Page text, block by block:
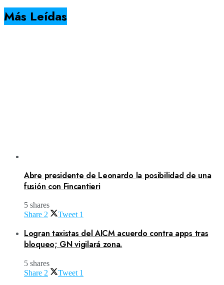
Más Leídas
Abre presidente de Leonardo la posibilidad de una
fusión con Fincantieri
5 shares
Share 2 Tweet 1
Logran taxistas del AICM acuerdo contra apps tras
bloqueo; GN vigilará zona.
5 shares
Share 2 Tweet 1